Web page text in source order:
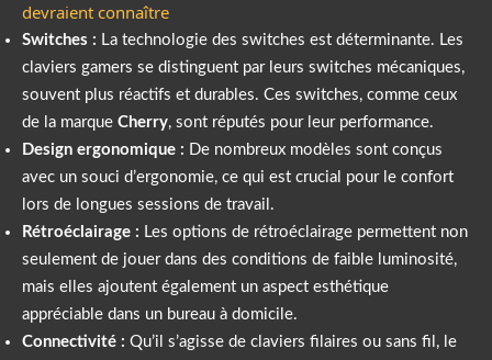
devraient connaître
Switches : La technologie des switches est déterminante. Les
claviers gamers se distinguent par leurs switches mécaniques,
souvent plus réactifs et durables. Ces switches, comme ceux
de la marque Cherry, sont réputés pour leur performance.
Design ergonomique : De nombreux modèles sont conçus
avec un souci d’ergonomie, ce qui est crucial pour le confort
lors de longues sessions de travail.
Rétroéclairage : Les options de rétroéclairage permettent non
seulement de jouer dans des conditions de faible luminosité,
mais elles ajoutent également un aspect esthétique
appréciable dans un bureau à domicile.
Connectivité : Qu’il s’agisse de claviers filaires ou sans fil, le